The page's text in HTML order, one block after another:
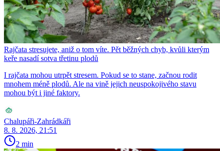
Rajčata stresujete, aniž o tom víte. Pět běžných chyb, kvůli kterým
keře nasadí sotva třetinu plodů
I rajčata mohou utrpět stresem. Pokud se to stane, začnou rodit
mnohem méně plodů. Ale na vině jejich neuspokojivého stavu
mohou být i jiné faktory.
Chalupáři-Zahrádkáři
8. 8. 2026, 21:51
2 min